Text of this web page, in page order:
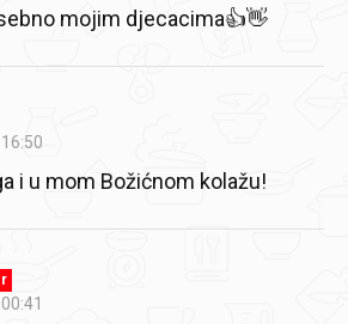
mojim djecacima👍👋
16:50
i u mom Božićnom kolažu!
00:41